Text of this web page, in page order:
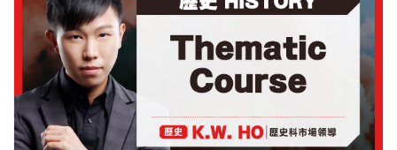
選
項
碼
登出